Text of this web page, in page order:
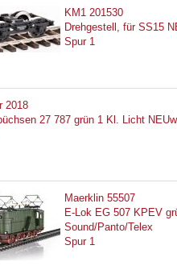
KM1 201530
Drehgestell, für SS15
Spur 1
2018
27 787 grün 1 Kl. Licht
Maerklin 55507
E-Lok EG 507 KPEV
Sound/Panto/Telex
Spur 1